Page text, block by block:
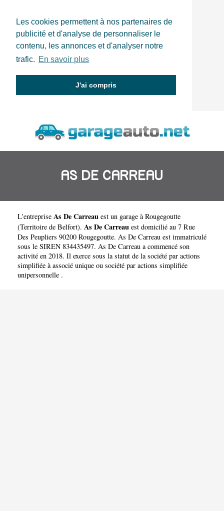
Les cookies permettent à nos partenaires de
publicité et d'analyse de personnaliser le
contenu, les annonces et d'analyser notre
trafic. En savoir plus
J'ai compris
AS DE CARREAU
L'entreprise As De Carreau est un garage à Rougegoutte
(Territoire de Belfort). As De Carreau est domicilié au 7 Rue
Des Peupliers 90200 Rougegoutte. As De Carreau est immatriculé
sous le SIREN 834435497. As De Carreau a commencé son
activité en 2018. Il exerce sous la statut de la société par actions
simplifiée à associé unique ou société par actions simplifiée
unipersonnelle .